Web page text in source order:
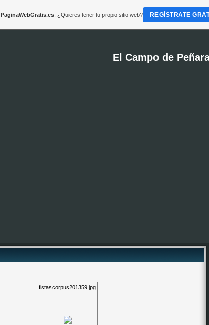
El Campo de
fistascorpus201359.jpg
PaginaWebGratis.es. ¿Quieres tener tu propio sitio web? REGÍSTRATE